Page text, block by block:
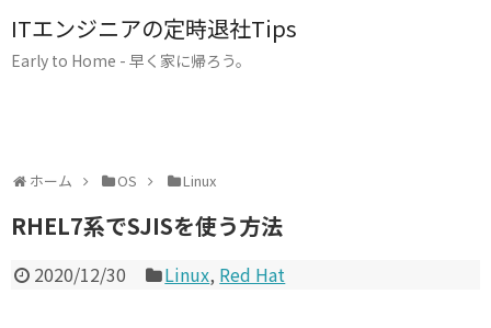
ITエンジニアの定時退社Tips
Early to Home - 早く家に帰ろう。
ホーム OS Linux
RHEL7系でSJISを使う方法
2020/12/30 Linux, Red Hat